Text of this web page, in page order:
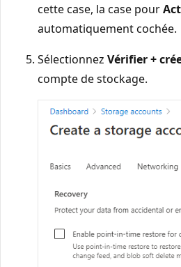
cette case, la case pour
automatiquement cochée.
Sélectionnez Vérifier +
compte de stockage.